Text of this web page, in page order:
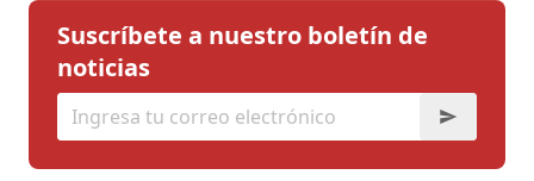
Suscríbete a nuestro boletín de
noticias